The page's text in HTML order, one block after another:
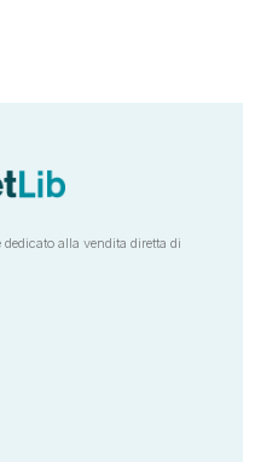
alla vendita diretta di